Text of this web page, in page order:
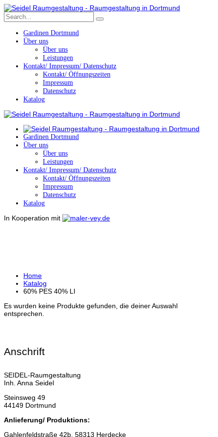
Gardinen Dortmund
Über uns
Über uns
Leistungen
Kontakt/ Impressum/ Datenschutz
Kontakt/ Öffnungszeiten
Impressum
Datenschutz
Katalog
Gardinen Dortmund
Über uns
Über uns
Leistungen
Kontakt/ Impressum/ Datenschutz
Kontakt/ Öffnungszeiten
Impressum
Datenschutz
Katalog
In Kooperation mit
Home
Katalog
60% PES 40% LI
Es wurden keine Produkte gefunden, die deiner Auswahl
entsprechen.
Anschrift
SEIDEL-Raumgestaltung
Inh. Anna Seidel
Steinsweg 49
44149 Dortmund
Anlieferung/ Produktions:
Gahlenfeldstraße 42b, 58313 Herdecke